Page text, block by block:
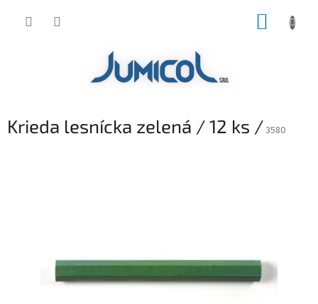
Krieda lesnícka zelená / 12 ks /3580